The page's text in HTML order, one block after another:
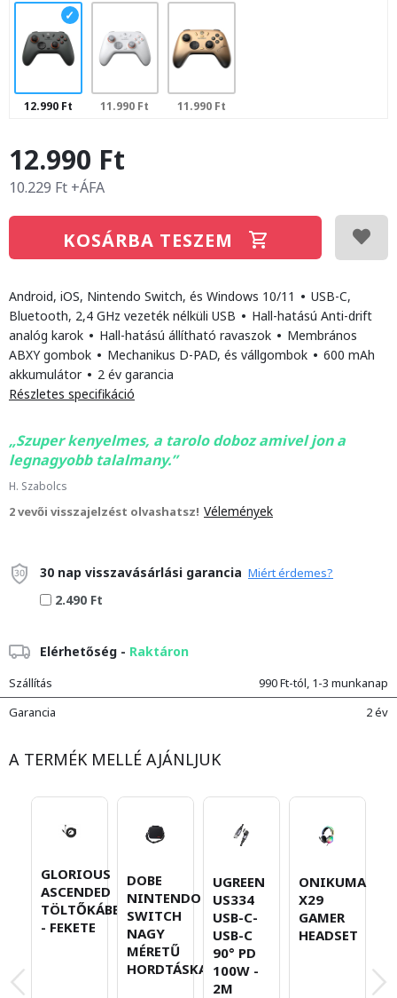
12.990 Ft 11.990 Ft 11.990 Ft
12.990 Ft
10.229 Ft +ÁFA
KOSÁRBA TESZEM
Android, iOS, Nintendo Switch, és Windows 10/11 • USB-C,
Bluetooth, 2,4 GHz vezeték nélküli USB • Hall-hatású Anti-drift
analóg karok • Hall-hatású állítható ravaszok • Membrános
ABXY gombok • Mechanikus D-PAD, és vállgombok • 600 mAh
akkumulátor • 2 év garancia
Részletes specifikáció
Szuper kenyelmes, a tarolo doboz amivel jon a
legnagyobb talalmany.
H. Szabolcs
2 vevői visszajelzést olvashatsz! Vélemények
30 nap visszavásárlási garancia Miért érdemes?
2.490 Ft
Elérhetőség - Raktáron
Szállítás
990 Ft-tól, 1-3 munkanap
Garancia
2 év
A TERMÉK MELLÉ AJÁNLJUK
GLORIOUS
ASCENDED
TÖLTŐKÁBEL
- FEKETE
DOBE
NINTENDO
SWITCH
NAGY
MÉRETŰ
HORDTÁSKA
UGREEN
US334
USB-C-
USB-C
90° PD
100W -
2M
ONIKUMA
X29
GAMER
HEADSET